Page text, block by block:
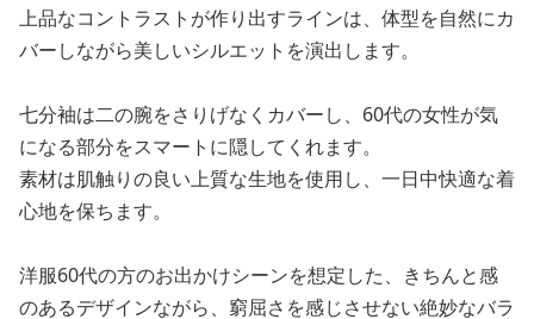
上品なコントラストが作り出すラインは、体型を自然にカ
バーしながら美しいシルエットを演出します。
七分袖は二の腕をさりげなくカバーし、60代の女性が気
になる部分をスマートに隠してくれます。
素材は肌触りの良い上質な生地を使用し、一日中快適な着
心地を保ちます。
洋服60代の方のお出かけシーンを想定した、きちんと感
のあるデザインながら、窮屈さを感じさせない絶妙なバラ